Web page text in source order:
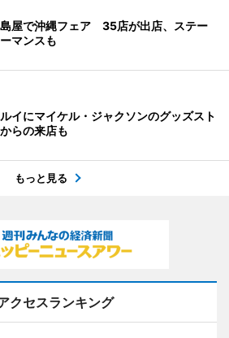
屋で沖縄フェア 35店が出店、ステー
マンスも
イにマイケル・ジャクソンのグッズスト
らの来店も
もっと見る
クセスランキング